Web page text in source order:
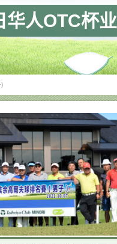
华人OTC杯
)